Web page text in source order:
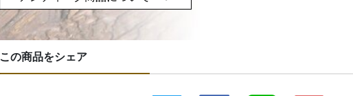
この商品をシェア